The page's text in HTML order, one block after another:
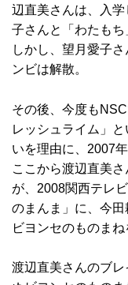
辺直美さんは、入
子さんと「わたもち
しかし、望月愛子
ンビは解散。
その後、今度も
レッシュライム」
いを理由に、2007
ここから渡辺直美
が、2008関西テレ
のまんま」に、今田
ビヨンセのものま
渡辺直美さんのブ